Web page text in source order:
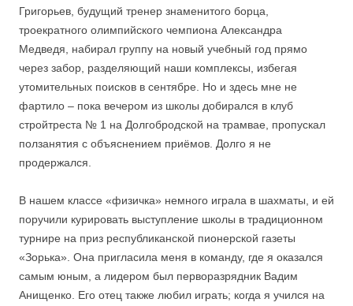
Григорьев, будущий тренер знаменитого борца,
троекратного олимпийского чемпиона Александра
Медведя, набирал группу на новый учебный год прямо
через забор, разделяющий наши комплексы, избегая
утомительных поисков в сентябре. Но и здесь мне не
фартило – пока вечером из школы добирался в клуб
стройтреста № 1 на Долгобродской на трамвае, пропускал
ползанятия с объяснением приёмов. Долго я не
продержался.
В нашем классе «физичка» немного играла в шахматы, и ей
поручили курировать выступление школы в традиционном
турнире на приз республиканской пионерской газеты
«Зорька». Она пригласила меня в команду, где я оказался
самым юным, а лидером был перворазрядник Вадим
Анищенко. Его отец также любил играть; когда я учился на